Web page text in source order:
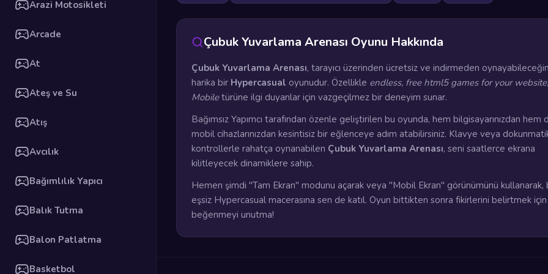
Arazi Motosikleti
Arcade
At
Ateş ve Su
Atış
Avcılık
Bağımlılık Yapıcı
Balık Tutma
Balon Patlatma
Basketbol
Çubuk Yuvarlama Arenası Oyunu Hakkında
Çubuk Yuvarlama Arenası, tarayıcı üzerinden ücretsiz ve indirmeden
harika bir Hypercasual oyunudur. Özellikle endless, free html5 games for your website,
Mobiletürüne ilgi duyanlar için vazgeçilmez bir deneyim sunar.
Bağımsız Yapımcı tarafından özenle geliştirilen bu oyunda, hem bilgisayarınızdan hem
mobil cihazlarınızdan kesintisiz bir eğlenceye adım atabilirsiniz. Klavye veya
kontrollerle rahatça oynanabilen Çubuk Yuvarlama Arenası, seni saatlerce ekrana
kilitleyecek dinamiklere sahip.
Hemen şimdi "Tam Ekran" modunu açarak veya "Mobil Ekran" görünümünü kullanarak,
eşsiz Hypercasual macerasına sen de katıl. Oyun bittikten sonra fikirlerini belirtmek için
beğenmeyi unutma!